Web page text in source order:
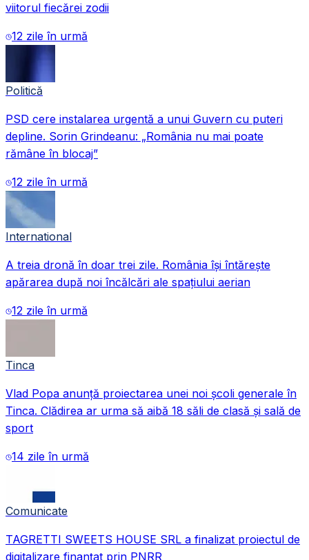
viitorul fiecărei zodii
12 zile în urmă
Politică
PSD cere instalarea urgentă a unui Guvern cu puteri
depline. Sorin Grindeanu: „România nu mai poate
rămâne în blocaj”
12 zile în urmă
International
A treia dronă în doar trei zile. România își întărește
apărarea după noi încălcări ale spațiului aerian
12 zile în urmă
Tinca
Vlad Popa anunță proiectarea unei noi școli generale în
Tinca. Clădirea ar urma să aibă 18 săli de clasă și sală de
sport
14 zile în urmă
Comunicate
TAGRETTI SWEETS HOUSE SRL a finalizat proiectul de
digitalizare finanțat prin PNRR